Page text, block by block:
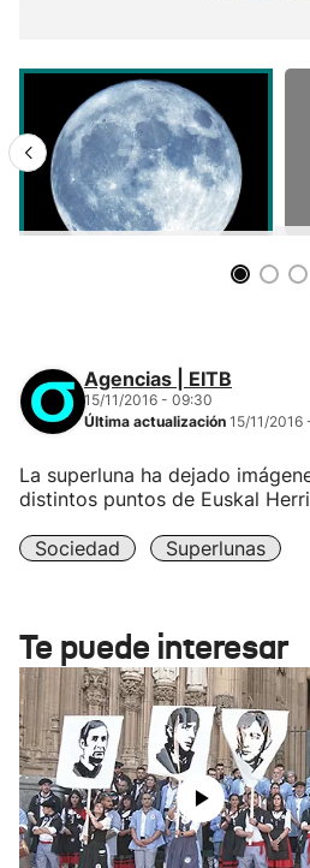
Agencias | EITB
15/11/2016 - 09:30
Última actualización 15/11/2016
La superluna ha dejado
distintos puntos de Euskal
Sociedad Superlunas
Te puede interesar